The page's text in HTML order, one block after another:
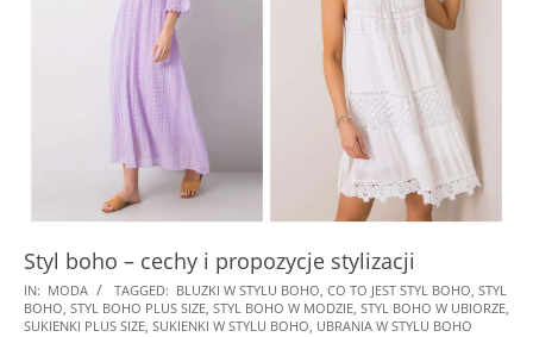
Styl boho – cechy i propozycje stylizacji
2021-
05-
IN: MODA TAGGED: BLUZKI W STYLU BOHO, CO TO JEST STYL BOHO, STYL
BOHO, STYL BOHO PLUS SIZE, STYL BOHO W MODZIE, STYL BOHO W UBIORZE,
SUKIENKI PLUS SIZE, SUKIENKI W STYLU BOHO, UBRANIA W STYLU BOHO